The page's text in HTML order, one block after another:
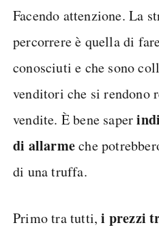
Facendo attenzione. La
percorrere è quella di
conosciuti e che sono
venditori che si rendono
vendite. È bene saper
di allarmeche
di una truffa.
Primo tra tutti,i prezzi